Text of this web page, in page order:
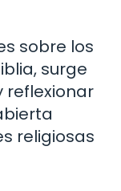
sobre los
surge
reflexionar
religiosas